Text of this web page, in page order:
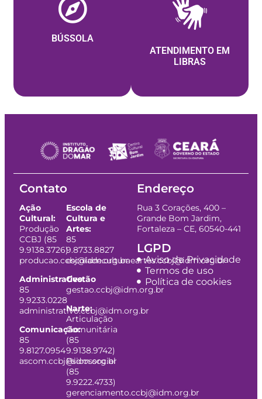
BÚSSOLA
ATENDIMENTO EM
LIBRAS
Contato
Ação
Cultural:
Produção
CCBJ (85
9.9138.3726)
producao.ccbj@idm.org.br
Administrativo:
85
9.9233.0228
administrativo.ccbj@idm.org.br
Comunicação:
85
9.8127.0954
ascom.ccbj@idm.org.br
Escola de
Cultura e
Artes:
85
9.8733.8827
escoladeculturaeartes.ccbj@idm.org.br
Gestão
gestao.ccbj@idm.org.br
Narte:
Articulação
Comunitária
(85
9.9138.9742)
Psicossocial
(85
9.9222.4733)
gerenciamento.ccbj@idm.org.br
Endereço
Rua 3 Corações, 400 –
Grande Bom Jardim,
Fortaleza – CE, 60540-441
LGPD
Aviso de Privacidade
Termos de uso
Política de cookies